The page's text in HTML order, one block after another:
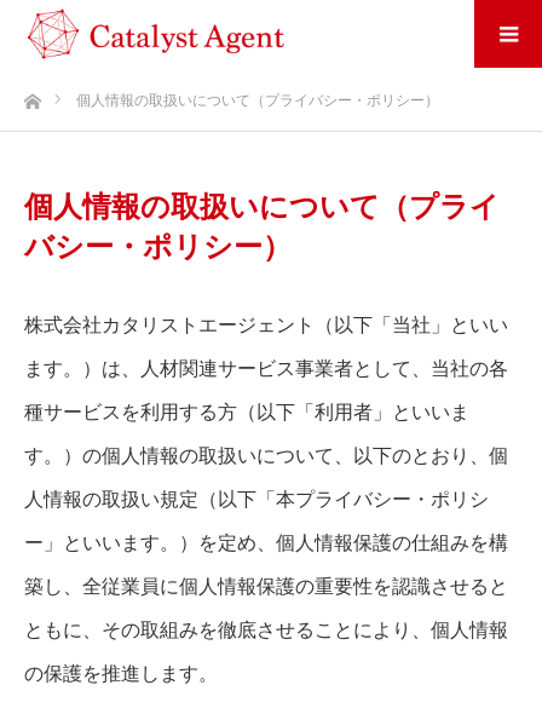
ホーム個人情報の取扱いについて（プライバシー・ポリシー）
個人情報の取扱いについて（プライ
バシー・ポリシー）
株式会社カタリストエージェント（以下「当社」といい
ます。）は、人材関連サービス事業者として、当社の各
種サービスを利用する方（以下「利用者」といいま
す。）の個人情報の取扱いについて、以下のとおり、個
人情報の取扱い規定（以下「本プライバシー・ポリシ
ー」といいます。）を定め、個人情報保護の仕組みを構
築し、全従業員に個人情報保護の重要性を認識させると
ともに、その取組みを徹底させることにより、個人情報
の保護を推進します。